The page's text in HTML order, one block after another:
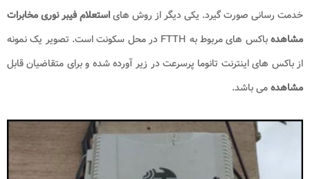
خدمت رسانی صورت گیرد. یکی دیگر از روش هایاستعلام فیبر نوری مخابرات
مشاهده
باکس های مربوط به FTTH در محل سکونت است. تصویر یک نمونه
از باکس های اینترنت تانوما پرسرعت در زیر آورده شده و برای متقاضیان قابل
مشاهدهمی باشد.